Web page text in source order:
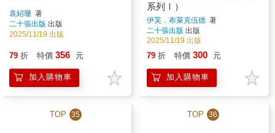
袁紹珊 著
二十張出版 出版
2025/11/19 出版
79 折 特價 356 元
加入購物車
系列Ⅰ）
伊芙．布萊克伍德 著
二十張出版 出版
2025/11/19 出版
79 折 特價 300 元
加入購物車
TOP 35 TOP 36